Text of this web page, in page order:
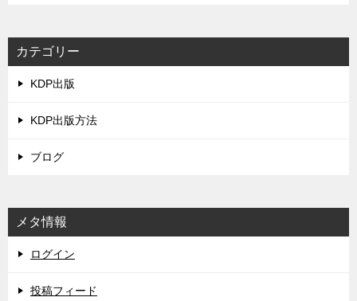
カテゴリー
KDP出版
KDP出版方法
ブログ
メタ情報
ログイン
投稿フィード